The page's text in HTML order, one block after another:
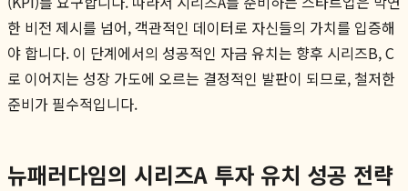
한 비전 제시를 넘어, 객관적인 데이터로 자신들의 가치를 입증해
야 합니다. 이 단계에서의 성공적인 자금 유치는 향후 시리즈B, C
로 이어지는 성장 가도에 오르는 결정적인 발판이 되므로, 철저한
준비가 필수적입니다.
뉴패러다임의 시리즈A 투자 유치 성공 전략